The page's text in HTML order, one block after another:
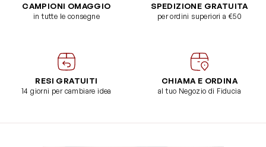
CAMPIONI OMAGGIO
in tutte le consegne
SPEDIZIONE GRATUITA
per ordini superiori a €50
RESI GRATUITI
14 giorni per cambiare idea
CHIAMA E ORDINA
al tuo Negozio di Fiducia